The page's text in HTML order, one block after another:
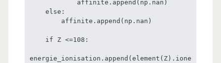
energie_ionisation.append(element(Z).ione